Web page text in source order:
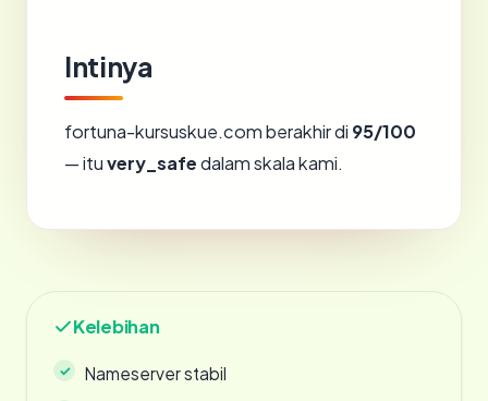
Intinya
fortuna-kursuskue.com berakhir di 95/100
— ituvery_safedalam skala kami.
Kelebihan
Nameserver stabil